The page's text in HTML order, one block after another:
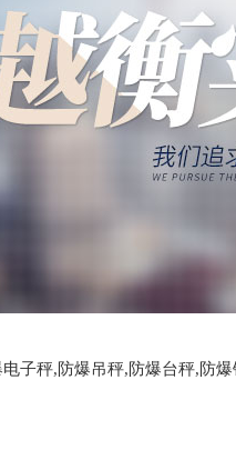
子秤,防爆吊秤,防爆台秤,防